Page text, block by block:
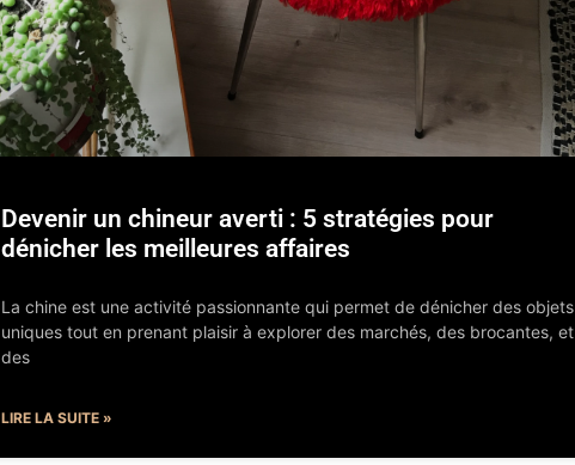
Devenir un chineur averti : 5 stratégies pour
dénicher les meilleures affaires
La chine est une activité passionnante qui permet de dénicher des objets
uniques tout en prenant plaisir à explorer des marchés, des brocantes, et
des
LIRE LA SUITE »